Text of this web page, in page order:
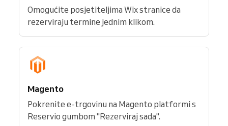
Omogućite posjetiteljima Wix stranice da
rezerviraju termine jednim klikom.
Magento
Pokrenite e-trgovinu na Magento platformi s
Reservio gumbom "Rezerviraj sada".